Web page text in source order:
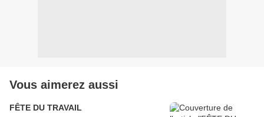
Vous aimerez aussi
FÊTE DU TRAVAIL